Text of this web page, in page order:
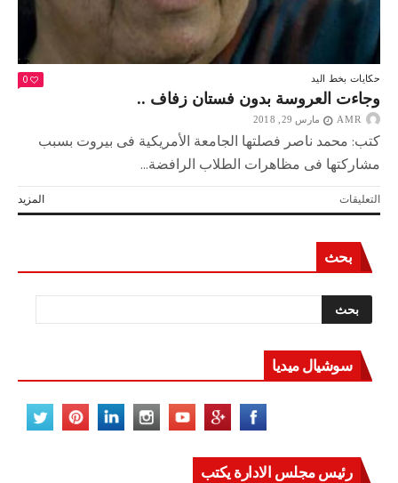
حكايات بخط اليد 0
وجاءت العروسة بدون فستان زفاف ..
AMR مارس 29, 2018
كتب: محمد ناصر فصلتها الجامعة الأمريكية فى بيروت بسبب
مشاركتها فى مظاهرات الطلاب الرافضة...
المزيد التعليقاتعلى
وجاءت
فستان
مغلقة
بحث
سوشيال ميديا
رئيس مجلس الادارة يكتب